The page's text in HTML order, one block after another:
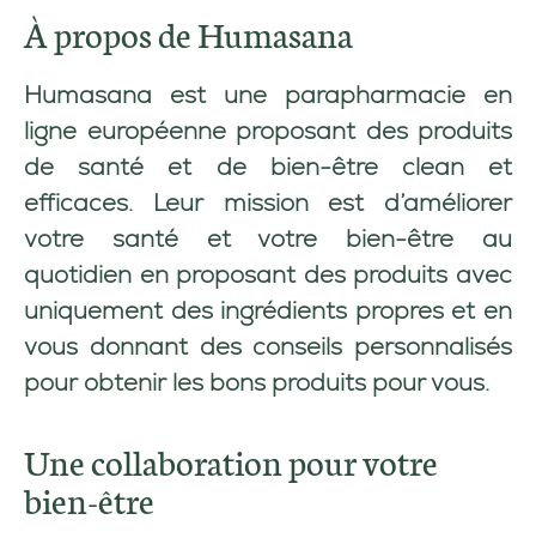
À propos de Humasana
Humasana est une parapharmacie en
ligne européenne proposant des produits
de santé et de bien-être clean et
efficaces. Leur mission est d’améliorer
votre santé et votre bien-être au
quotidien en proposant des produits avec
uniquement des ingrédients propres et en
vous donnant des conseils personnalisés
pour obtenir les bons produits pour vous.
Une collaboration pour votre
bien-être